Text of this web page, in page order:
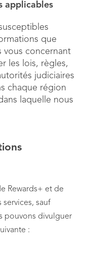
applicables
que
vous concernant
les lois, règles,
judiciaires
chaque région
laquelle nous
Rewards+ et de
sauf
pouvons divulguer
: